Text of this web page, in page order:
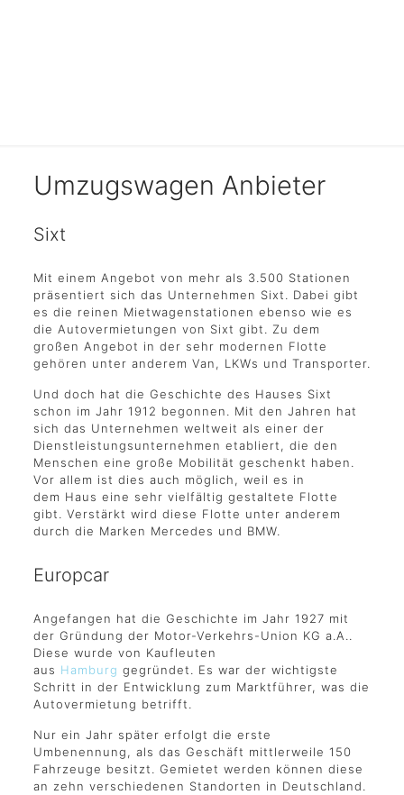
Umzugswagen Anbieter
Sixt
Mit einem Angebot von mehr als 3.500 Stationen
präsentiert sich das Unternehmen Sixt. Dabei gibt
es die reinen Mietwagenstationen ebenso wie es
die Autovermietungen von Sixt gibt. Zu dem
großen Angebot in der sehr modernen Flotte
gehören unter anderem Van, LKWs und Transporter.
Und doch hat die Geschichte des Hauses Sixt
schon im Jahr 1912 begonnen. Mit den Jahren hat
sich das Unternehmen weltweit als einer der
Dienstleistungsunternehmen etabliert, die den
Menschen eine große Mobilität geschenkt haben.
Vor allem ist dies auch möglich, weil es in
dem Haus eine sehr vielfältig gestaltete Flotte
gibt. Verstärkt wird diese Flotte unter anderem
durch die Marken Mercedes und BMW.
Europcar
Angefangen hat die Geschichte im Jahr 1927 mit
der Gründung der Motor-Verkehrs-Union KG a.A..
Diese wurde von Kaufleuten
aus Hamburg gegründet. Es war der wichtigste
Schritt in der Entwicklung zum Marktführer, was die
Autovermietung betrifft.
Nur ein Jahr später erfolgt die erste
Umbenennung, als das Geschäft mittlerweile 150
Fahrzeuge besitzt. Gemietet werden können diese
an zehn verschiedenen Standorten in Deutschland.